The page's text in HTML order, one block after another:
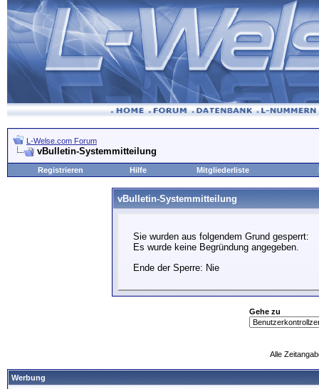
L-Welse.com Forum
vBulletin-Systemmitteilung
Registrieren Hilfe Mitgliederliste
vBulletin-Systemmitteilung
Sie wurden aus folgendem Grund gesperrt:
Es wurde keine Begründung angegeben.
Ende der Sperre: Nie
Gehe zu
Alle
Werbung